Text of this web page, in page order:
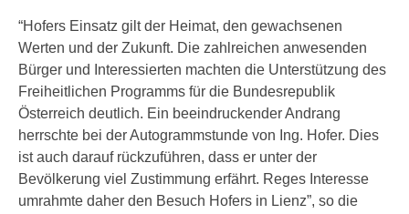
“Hofers Einsatz gilt der Heimat, den gewachsenen
Werten und der Zukunft. Die zahlreichen anwesenden
Bürger und Interessierten machten die Unterstützung des
Freiheitlichen Programms für die Bundesrepublik
Österreich deutlich. Ein beeindruckender Andrang
herrschte bei der Autogrammstunde von Ing. Hofer. Dies
ist auch darauf rückzuführen, dass er unter der
Bevölkerung viel Zustimmung erfährt. Reges Interesse
umrahmte daher den Besuch Hofers in Lienz”, so die